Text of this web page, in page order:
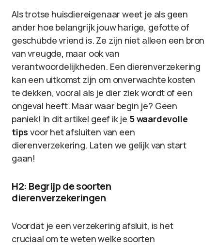
Als trotse huisdiereigenaar weet je als geen
ander hoe belangrijk jouw harige, gefotte of
geschubde vriend is. Ze zijn niet alleen een bron
van vreugde, maar ook van
verantwoordelijkheden. Een dierenverzekering
kan een uitkomst zijn om onverwachte kosten
te dekken, vooral als je dier ziek wordt of een
ongeval heeft. Maar waar begin je? Geen
paniek! In dit artikel geef ik je 5 waardevolle
tips voor het afsluiten van een
dierenverzekering. Laten we gelijk van start
gaan!
H2: Begrijp de soorten
dierenverzekeringen
Voordat je een verzekering afsluit, is het
cruciaal om te weten welke soorten